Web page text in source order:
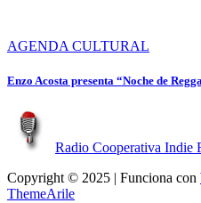
AGENDA CULTURAL
Enzo Acosta presenta “Noche de
Radio Cooperativa Indie
Copyright © 2025 | Funciona con
ThemeArile